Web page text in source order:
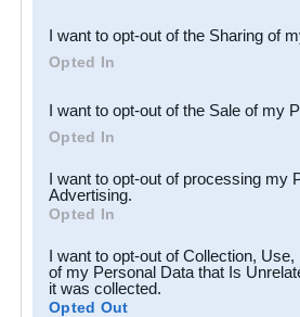
Downstream Participants
third parties.
I want to opt-out of the Sharing of
Opted In
I want to opt-out of the Sale of my
Opted In
I want to opt-out of processing my
Advertising.
Opted In
I want to opt-out of Collection,
of my Personal Data that Is
it was collected.
Opted Out